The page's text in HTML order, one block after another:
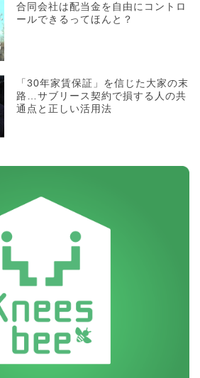
合同会社は配当金を自由にコントロ
ールできるってほんと？
「30年家賃保証」を信じた大家の末
路…サブリース契約で損する人の共
通点と正しい活用法